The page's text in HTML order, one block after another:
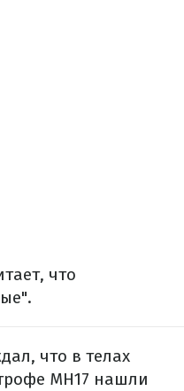
что
что в телах
МН17 нашли